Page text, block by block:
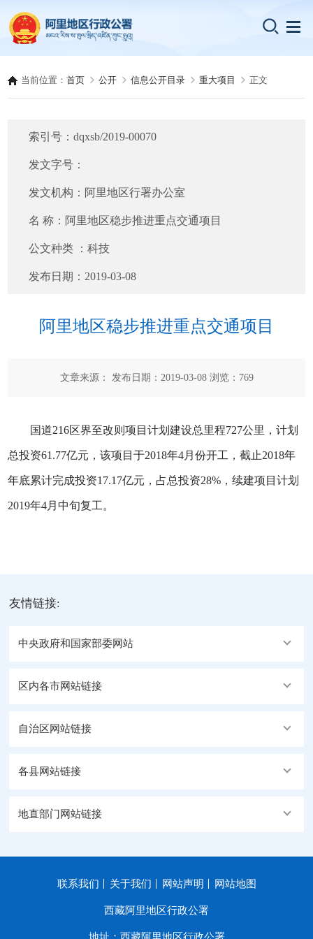
当前位置：首页 公开 信息公开目录 重大项目 正文
索引号：dqxsb/2019-00070
发文字号：
发文机构： 阿里地区行署办公室
名 称： 阿里地区稳步推进重点交通项目
公文种类 ：科技
发布日期： 2019-03-08
阿里地区稳步推进重点交通项目
文章来源： 发布日期：2019-03-08 浏览： 769
国道216区界至改则项目计划建设总里程727公里，计划
总投资61.77亿元，该项目于2018年4月份开工，截止2018年
年底累计完成投资17.17亿元，占总投资28%，续建项目计划
2019年4月中旬复工。
友情链接:
中央政府和国家部委网站
区内各市网站链接
自治区网站链接
各县网站链接
地直部门网站链接
联系我们 关于我们 网站声明 网站地图
西藏阿里地区行政公署